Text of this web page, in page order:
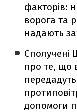
факторів:
ворога та
надають
Сполучені
про те, що
допомоги